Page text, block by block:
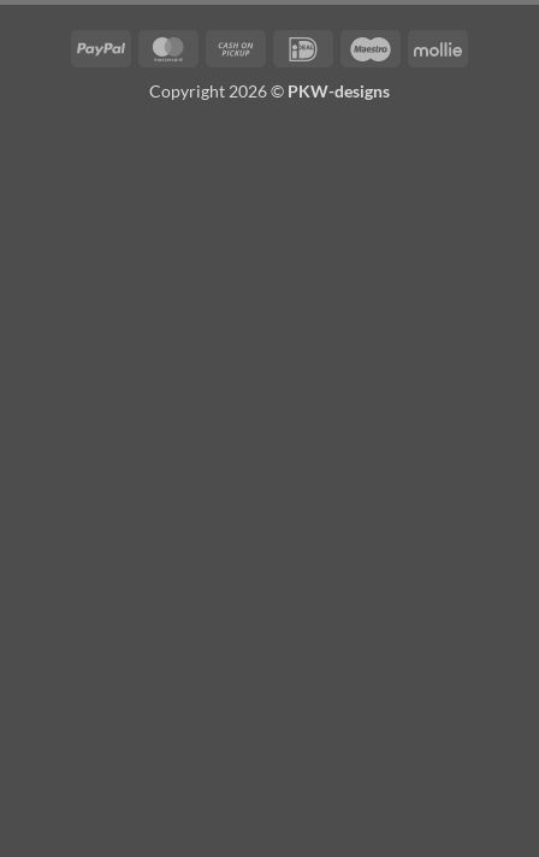
PayPal MasterCardCash
Pickup
IDeal Maestro Mollie
Copyright 2026 © PKW-designs